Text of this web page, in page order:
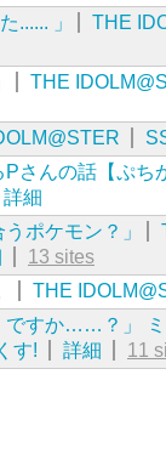
...... 」 THE
THE
さんの話【ぷち
詳細
ポケモン？」
13 sites
THE
ですか……？」
す! 詳細 11